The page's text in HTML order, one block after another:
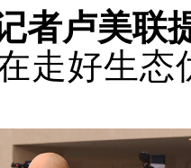
者卢美联
走好生态